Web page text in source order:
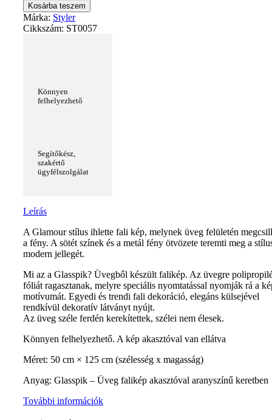
Kosárba teszem
Márka: Styler
Cikkszám: ST0057
Könnyen
felhelyezhető
Segítőkész,
szakértő
ügyfélszolgálat
Leírás
A Glamour stílus ihlette fali kép, melynek üveg felületén
a fény. A sötét színek és a metál fény ötvözete teremti meg a
modern jellegét.
Mi az a Glasspik? Üvegből készült falikép. Az üvegre
fóliát ragasztanak, melyre speciális nyomtatással nyomják rá a
motívumát. Egyedi és trendi fali dekoráció, elegáns külsejével
rendkívül dekoratív látványt nyújt.
Az üveg széle ferdén kerekítettek, szélei nem élesek.
Könnyen felhelyezhető. A kép akasztóval van ellátva
Méret: 50 cm × 125 cm (szélesség x magasság)
Anyag: Glasspik – Üveg falikép akasztóval aranyszínű keretben
További információk